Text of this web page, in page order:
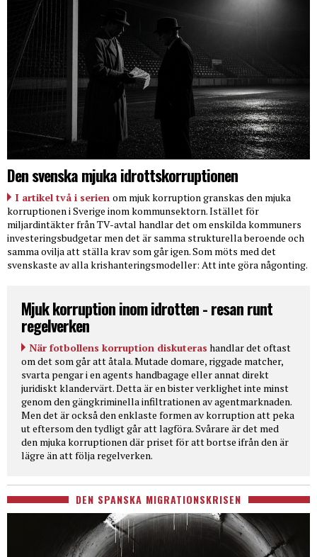
Den svenska mjuka idrottskorruptionen
I artikel två i serien om mjuk korruption granskas den mjuka
korruptionen i Sverige inom kommunsektorn. Istället för
miljardintäkter från TV-avtal handlar det om enskilda kommuners
investeringsbudgetar men det är samma strukturella beroende och
samma ovilja att ställa krav som går igen. Som möts med det
svenskaste av alla krishanteringsmodeller: Att inte göra någonting.
Mjuk korruption inom idrotten - resan runt
regelverken
När fotbollens korruption diskuteras handlar det oftast
om det som går att åtala. Mutade domare, riggade matcher,
svarta pengar i en agents handbagage eller annat direkt
juridiskt klandervärt. Detta är en bister verklighet inte minst
genom den gängkriminella infiltrationen av agentmarknaden.
Men det är också den enklaste formen av korruption att peka
ut eftersom den tydligt går att lagföra. Svårare är det med
den mjuka korruptionen där priset för att bortse ifrån den är
lägre än att följa regelverken.
DEN SPANSKA MIGRATIONSKRISEN